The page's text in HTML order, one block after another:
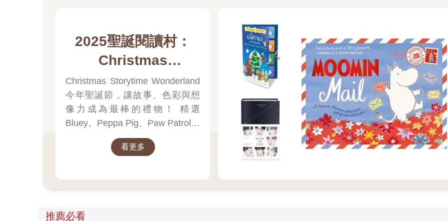
2025聖誕閱讀村：
Christmas
Storytime
Wonderland
Christmas Storytime Wonderland
今年聖誕節，讓故事、色彩與想
像力成為最棒的禮物！ 精選
Bluey、Peppa Pig、Paw Patrol、
迪士尼、尋找威力等經典角色的
聖誕繪本與倒數日曆， 從閱讀、
一起倒數歡樂的 25 天。 打開每一
頁、每一扇小門，都是滿滿的驚
看更多
推薦必看